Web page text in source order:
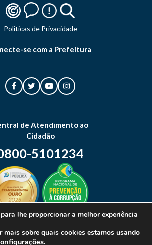
Politicas de Privacidade
se com a Prefeitura
de Atendimento ao
Cidadão
5101234
lhe proporcionar a melhor experiência
mais sobre quais cookies estamos usando
.